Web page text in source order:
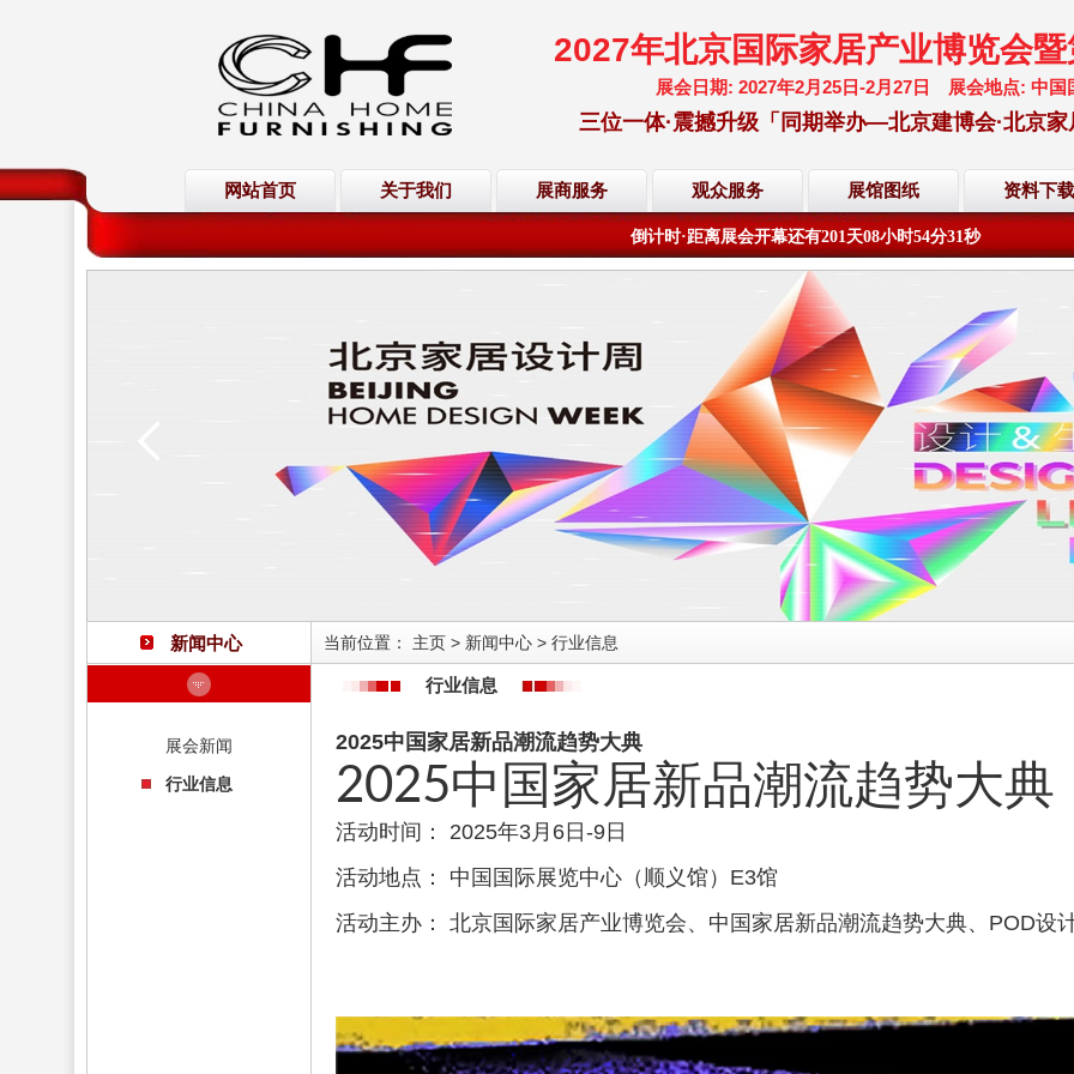
2027年北京国际家居产业博览会
展会日期: 2027年2月25日-2月27日 展会地点: 中国
三位一体·震撼升级「同期举办—北京建博会·北京
网站首页 关于我们 展商服务 观众服务 展馆图纸 资料下载
倒计时·距离展会开幕还有 天08小时54
欢迎访问·2027年北京国际家居产业博览会·大会网站
倒计时·距离展会开幕还有
新闻中心
展会新闻
行业信息
当前位置： 主页 > 新闻中心 > 行业信息
行业信息
2025中国家居新品潮流趋势大典
2025中国家居新品潮流趋势大典
活动时间： 2025年3月6日-9日
活动地点： 中国国际展览中心（顺义馆）E3馆
活动主办： 北京国际家居产业博览会、中国家居新品潮流趋势大典、POD设